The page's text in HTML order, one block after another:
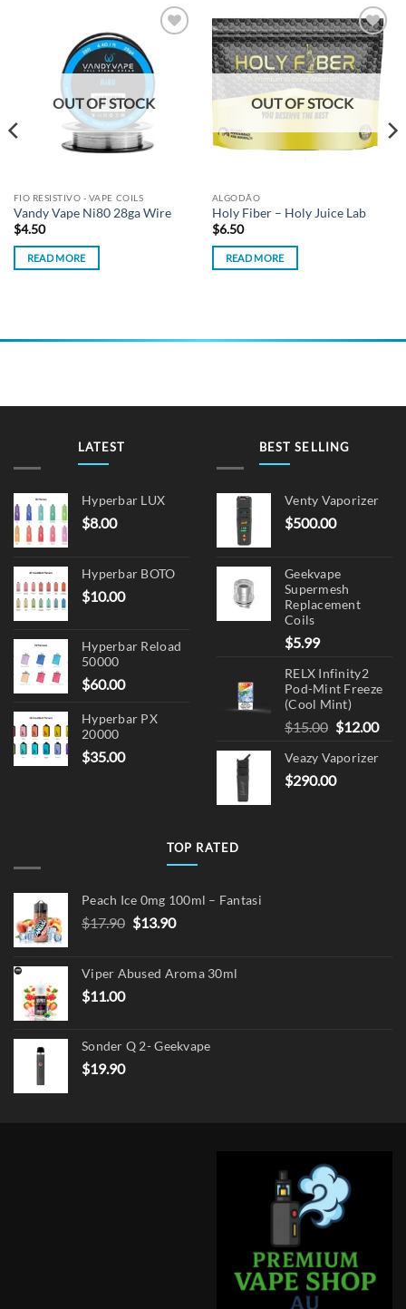
wishlist
OUT OF STOCK
FIO RESISTIVO - VAPE COILS
Vandy Vape Ni80 28ga Wire
$4.50
READ MORE
Add to
wishlist
OUT OF STOCK
ALGODÃO
Holy Fiber – Holy Juice Lab
$6.50
READ MORE
LATEST
Hyperbar LUX
$8.00
Hyperbar BOTO
$10.00
Hyperbar Reload
50000
$60.00
Hyperbar PX
20000
$35.00
BEST SELLING
Venty Vaporizer
$500.00
Geekvape
Supermesh
Replacement
Coils
$5.99
RELX Infinity2
Pod-Mint Freeze
(Cool Mint)
$15.00 Original
was:
$15.00.
$12.00
Veazy Vaporizer
$290.00
TOP RATED
Peach Ice 0mg 100ml – Fantasi
$17.90 Original
$17.90.
$13.90Current
$13.90.
Viper Abused Aroma 30ml
$11.00
Sonder Q 2- Geekvape
$19.90